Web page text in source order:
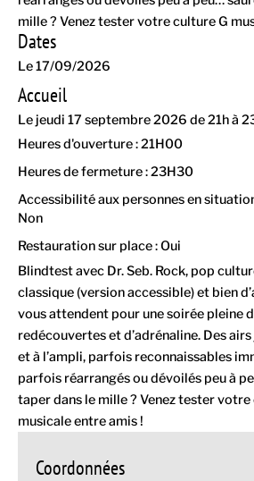
mille ? Venez tester votre culture G
Dates
Le 17/09/2026
Accueil
Le jeudi 17 septembre 2026 de 21h à
Heures d'ouverture : 21H00
Heures de fermeture : 23H30
Accessibilité aux personnes en
Non
Restauration sur place : Oui
Blindtest avec Dr. Seb. Rock, pop
classique (version accessible) et bien
vous attendent pour une soirée pleine
redécouvertes et d’adrénaline. Des
et à l’ampli, parfois reconnaissables
parfois réarrangés ou dévoilés peu à
taper dans le mille ? Venez tester votre
musicale entre amis !
Coordonnées